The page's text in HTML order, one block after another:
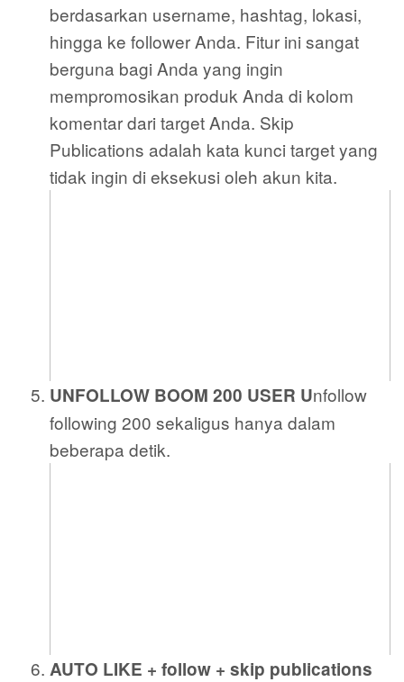
berdasarkan username, hashtag, lokasi,
hingga ke follower Anda. Fitur ini sangat
berguna bagi Anda yang ingin
mempromosikan produk Anda di kolom
komentar dari target Anda. Skip
Publications adalah kata kunci target yang
tidak ingin di eksekusi oleh akun kita.
UNFOLLOW BOOM 200 USER Unfollow
following 200 sekaligus hanya dalam
beberapa detik.
AUTO LIKE + follow + skip publications